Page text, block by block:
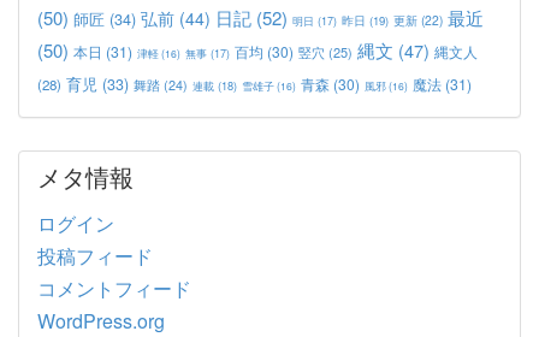
(50) 師匠 (34) 弘前 (44) 日記 (52) 明日 (17) 昨日 (19) 更新 (22) 最近
(50) 本日 (31) 津軽(16) 無事 (17) 百均 (30) 竪穴 (25) 縄文 (47) 縄文人
(28) 育児 (33) 舞踏 (24) 連載 (18) 雪雄子(16) 青森 (30) 風邪(16) 魔法 (31)
メタ情報
ログイン
投稿フィード
コメントフィード
WordPress.org